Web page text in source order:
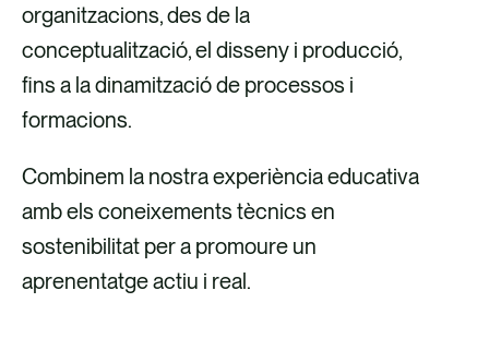
organitzacions, des de la
conceptualització, el disseny i producció,
fins a la dinamització de processos i
formacions.
Combinem la nostra experiència educativa
amb els coneixements tècnics en
sostenibilitat per a promoure un
aprenentatge actiu i real.